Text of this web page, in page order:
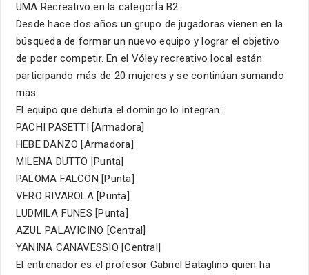
UMA Recreativo en la categorÍa B2.
Desde hace dos años un grupo de jugadoras vienen en la
búsqueda de formar un nuevo equipo y lograr el objetivo
de poder competir. En el Vóley recreativo local están
participando más de 20 mujeres y se continúan sumando
más.
El equipo que debuta el domingo lo integran:
PACHI PASETTI [Armadora]
HEBE DANZO [Armadora]
MILENA DUTTO [Punta]
PALOMA FALCON [Punta]
VERO RIVAROLA [Punta]
LUDMILA FUNES [Punta]
AZUL PALAVICINO [Central]
YANINA CANAVESSIO [Central]
El entrenador es el profesor Gabriel Bataglino quien ha